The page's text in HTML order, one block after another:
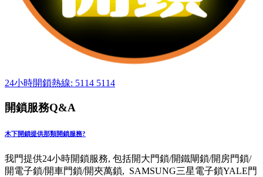
24小時開鎖熱線: 5114 5114
開鎖服務Q&A
木下開鎖提供那類開鎖服務?
我門提供24小時開鎖服務, 包括開大門鎖/開鐵閘鎖/開房門鎖/
開電子鎖/開車門鎖/開夾萬鎖, SAMSUNG三星電子鎖YALE門